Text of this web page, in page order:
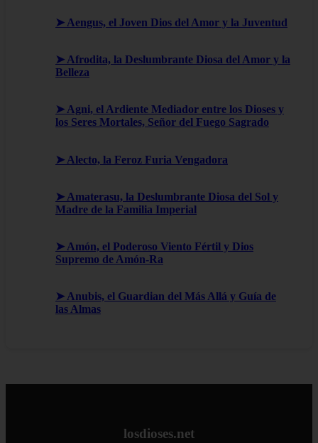
➤ Aengus, el Joven Dios del Amor y la Juventud
➤ Afrodita, la Deslumbrante Diosa del Amor y la
Belleza
➤ Agni, el Ardiente Mediador entre los Dioses y
los Seres Mortales, Señor del Fuego Sagrado
➤ Alecto, la Feroz Furia Vengadora
➤ Amaterasu, la Deslumbrante Diosa del Sol y
Madre de la Familia Imperial
➤ Amón, el Poderoso Viento Fértil y Dios
Supremo de Amón-Ra
➤ Anubis, el Guardian del Más Allá y Guía de
las Almas
losdioses.net